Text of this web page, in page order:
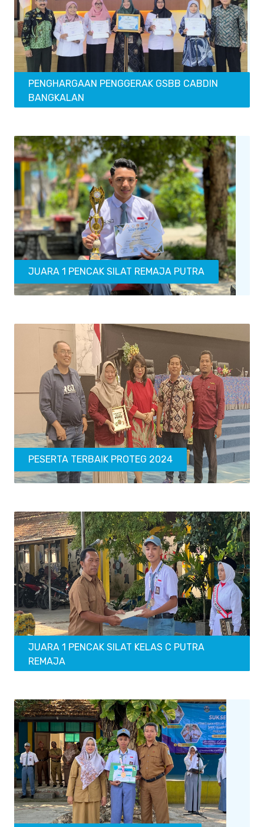
PENGHARGAAN PENGGERAK GSBB CABDIN
BANGKALAN
JUARA 1 PENCAK SILAT REMAJA PUTRA
PESERTA TERBAIK PROTEG 2024
JUARA 1 PENCAK SILAT KELAS C PUTRA
REMAJA